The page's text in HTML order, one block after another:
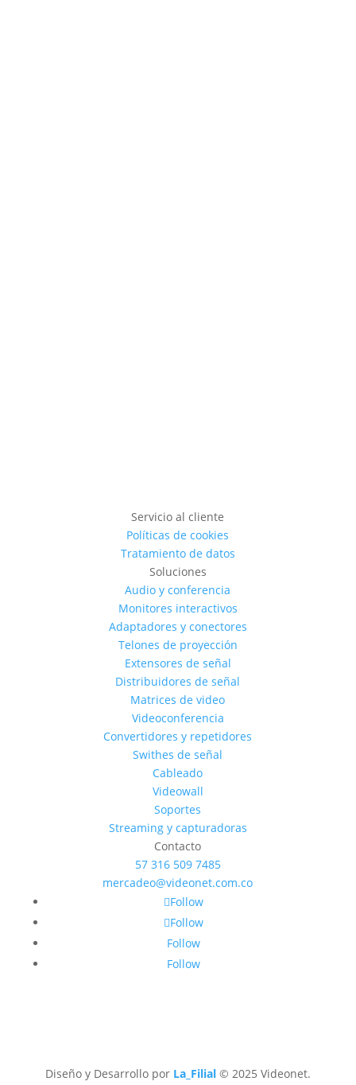
Servicio al cliente
Políticas de cookies
Tratamiento de datos
Soluciones
Audio y conferencia
Monitores interactivos
Adaptadores y conectores
Telones de proyección
Extensores de señal
Distribuidores de señal
Matrices de video
Videoconferencia
Convertidores y repetidores
Swithes de señal
Cableado
Videowall
Soportes
Streaming y capturadoras
Contacto
57 316 509 7485
mercadeo@videonet.com.co
Follow
Follow
Follow
Follow
Diseño y Desarrollo por La_Filial© 2025 Videonet.